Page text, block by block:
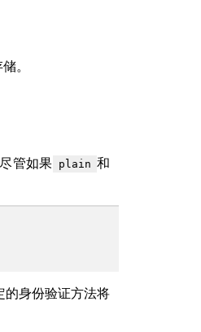
。
管如果 plain 和
的身份验证方法将